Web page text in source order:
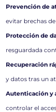
Prevención de
evitar brechas
Protección de
resguardada
Recuperación
y datos tras un
Autenticación y
controlar el